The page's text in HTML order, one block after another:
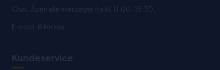
Chat: Åpen alle hverdager fra kl. 11:00-15:30.
E-post: Klikk Her
Kundeservice